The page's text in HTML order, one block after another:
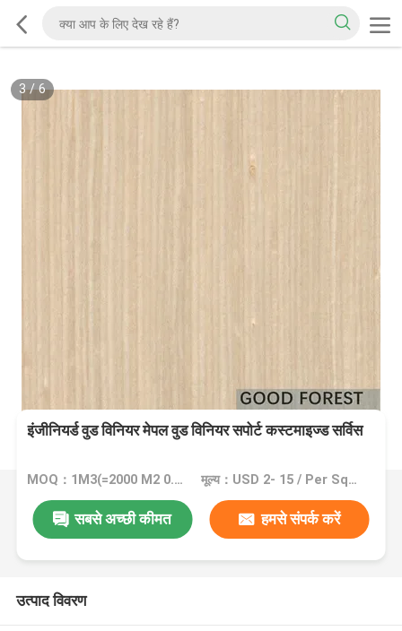
3/6
इंजीनियर्ड वुड विनियर मेपल वुड विनियर सपोर्ट कस्टमाइज्ड सर्विस
MOQ：1M3(=2000 M2 0.5mm लिबास) मूल्य：USD 2- 15 / Per Square Meter (M2)
सबसे अच्छी कीमत हमसे संपर्क करें
उत्पाद विवरण